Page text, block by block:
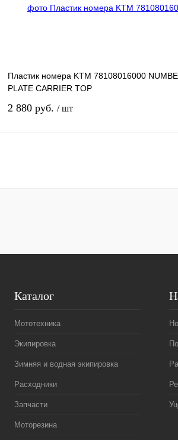
наличии
Пластик номера KTM 78108016000
PLATE CARRIER TOP
2 880 руб. / шт
Купить в 1 клик К сравнению
Каталог
Мототехника
Экипировка
Зимняя и водная экипировка
Расходники
Запчасти
Моторезина